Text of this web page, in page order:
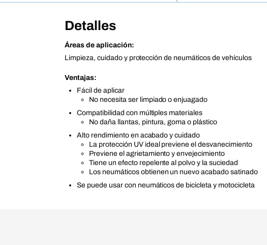
Detalles
Áreas de aplicación:
Limpieza, cuidado y protección de neumáticos de vehículos
Ventajas:
Fácil de aplicar
No necesita ser limpiado o enjuagado
Compatibilidad con múltiples materiales
No daña llantas, pintura, goma o plástico
Alto rendimiento en acabado y cuidado
La protección UV ideal previene el desvanecimiento
Previene el agrietamiento y envejecimiento
Tiene un efecto repelente al polvo y la suciedad
Los neumáticos obtienen un nuevo acabado satinado
Se puede usar con neumáticos de bicicleta y motocicleta